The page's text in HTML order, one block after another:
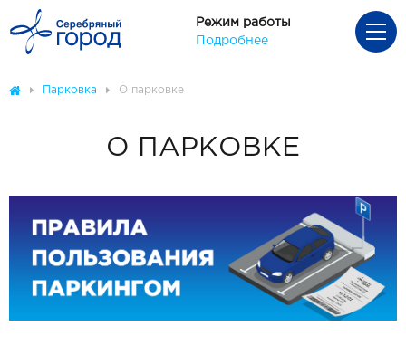
Режим работы
Подробнее
Парковка О парковке
О ПАРКОВКЕ